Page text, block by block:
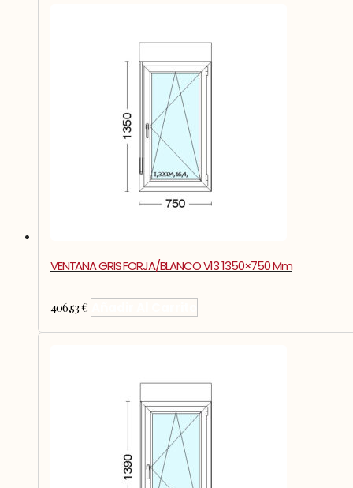
VENTANA GRIS FORJA/BLANCO V13 1350×750 Mm
406,53€